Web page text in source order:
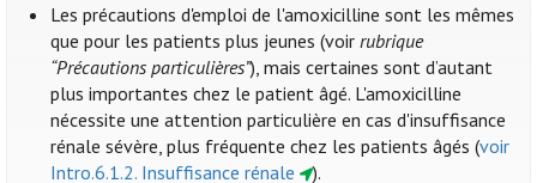
Les précautions d'emploi de l'amoxicilline sont les mêmes
que pour les patients plus jeunes (voirrubrique
“Précautions particulières”), mais certaines sont d’autant
plus importantes chez le patient âgé. L'amoxicilline
nécessite une attention particulière en cas d'insuffisance
rénale sévère, plus fréquente chez les patients âgés (voir
Intro.6.1.2. Insuffisance rénale
).